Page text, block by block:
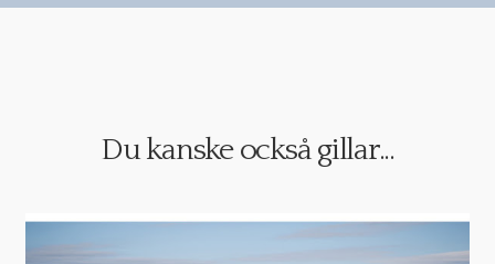
Du kanske också gillar...